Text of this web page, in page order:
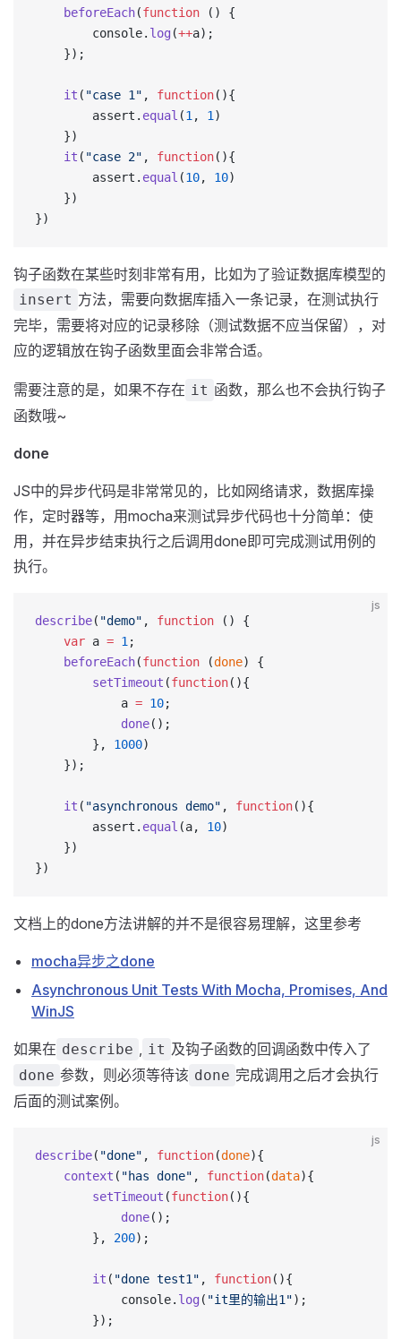
	beforeEach
(function () {
        console.
log (++a);
    });
  	it
( "case 1" , function(){
  		assert.
equal (1 , 1 )
  	})
  	it
( "case 2" , function(){
  		assert.
equal (10, 10)
  	})
})
钩子函数在某些时刻非常有用，比如为了验证数据库模型的
insert 方法，需要向数据库插入一条记录，在测试执行
完毕，需要将对应的记录移除（测试数据不应当保留），对
应的逻辑放在钩子函数里面会非常合适。
需要注意的是，如果不存在 it 函数，那么也不会执行钩子
函数哦~
done
JS中的异步代码是非常常见的，比如网络请求，数据库操
作，定时器等，用mocha来测试异步代码也十分简单：使
用，并在异步结束执行之后调用done即可完成测试用例的
执行。
js
describe( "demo" , function () {
	var
a = 1 ;
	beforeEach
(function (done) {
        setTimeout
(function(){
  			a
= 10;
  			done
();
  		},
1000)
    });
  	it
( "asynchronous demo" , function(){
  		assert.
equal (a, 10)
  	})
})
文档上的done方法讲解的并不是很容易理解，这里参考
mocha异步之done
Asynchronous Unit Tests With Mocha, Promises, And
WinJS
如果在 describe , it 及钩子函数的回调函数中传入了
done 参数，则必须等待该 done 完成调用之后才会执行
后面的测试案例。
js
describe( "done" , function(done){
	context
( "has done" , function(data){
		setTimeout
(function(){
			done
();
		},
200);
		it
( "done test1" , function(){
			console.
log ( "it里的输出1");
		});